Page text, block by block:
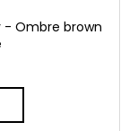
- Ombre brown